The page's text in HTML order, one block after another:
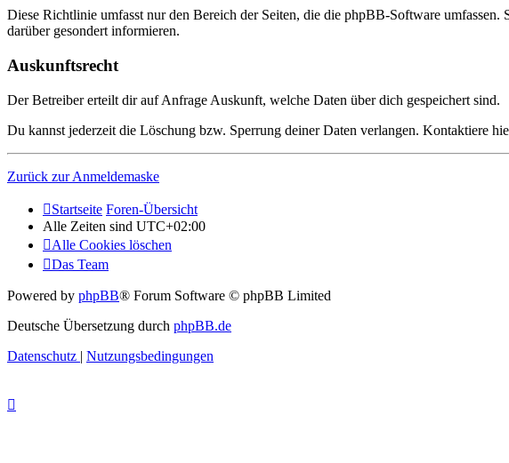
Diese Richtlinie umfasst nur den Bereich der Seiten, die die phpBB-Software
darüber gesondert informieren.
Auskunftsrecht
Der Betreiber erteilt dir auf Anfrage Auskunft, welche Daten über dich gespeichert sind.
Du kannst jederzeit die Löschung bzw. Sperrung deiner Daten verlangen. Kontaktiere
Zurück zur Anmeldemaske
Startseite Foren-Übersicht
Alle Zeiten sind UTC+02:00
Alle Cookies löschen
Das Team
Powered by phpBB® Forum Software © phpBB Limited
Deutsche Übersetzung durch phpBB.de
Datenschutz | Nutzungsbedingungen